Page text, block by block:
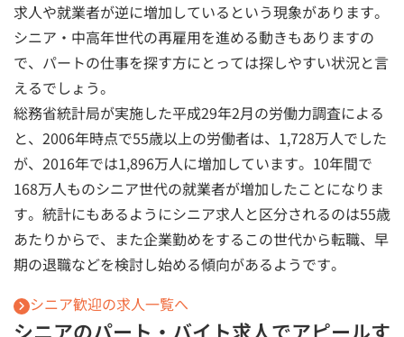
求人や就業者が逆に増加しているという現象があります。
シニア・中高年世代の再雇用を進める動きもありますの
で、パートの仕事を探す方にとっては探しやすい状況と言
えるでしょう。
総務省統計局が実施した平成29年2月の労働力調査による
と、2006年時点で55歳以上の労働者は、1,728万人でした
が、2016年では1,896万人に増加しています。10年間で
168万人ものシニア世代の就業者が増加したことになりま
す。統計にもあるようにシニア求人と区分されるのは55歳
あたりからで、また企業勤めをするこの世代から転職、早
期の退職などを検討し始める傾向があるようです。
シニア歓迎の求人一覧へ
シニアのパート・バイト求人でアピールす